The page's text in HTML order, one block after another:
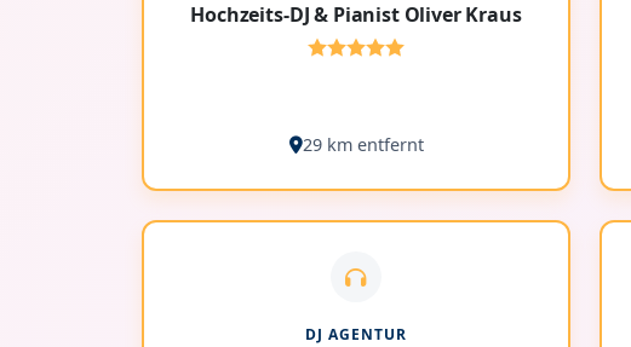
Hochzeits-DJ & Pianist Oliver Kraus
29 km entfernt
DJ AGENTUR